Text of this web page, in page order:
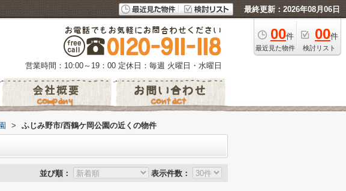
最終更新：2026年08月06日
00件
最近見た物件
00件
検討リスト
営業時間：10:00～19：00 定休日：毎週 火曜日・水曜日
> ふじみ野市/西鶴ケ岡公園の近くの物件
並び順： 表示件数：